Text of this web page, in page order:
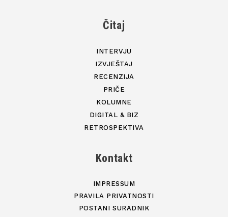
Čitaj
INTERVJU
IZVJEŠTAJ
RECENZIJA
PRIČE
KOLUMNE
DIGITAL & BIZ
RETROSPEKTIVA
Kontakt
IMPRESSUM
PRAVILA PRIVATNOSTI
POSTANI SURADNIK